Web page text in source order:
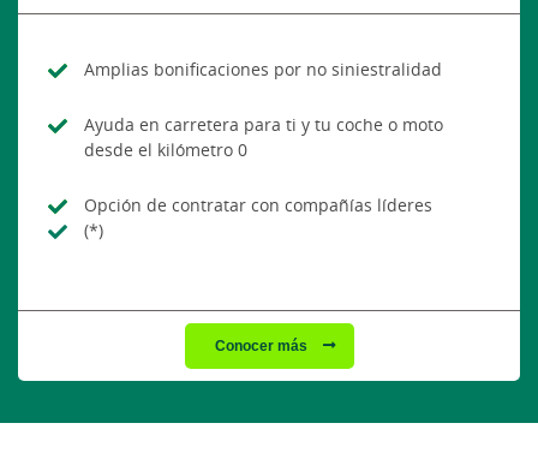
Amplias bonificaciones por no siniestralidad
Ayuda en carretera para ti y tu coche o moto
desde el kilómetro 0
Opción de contratar con compañías líderes
(*)
Conocer más